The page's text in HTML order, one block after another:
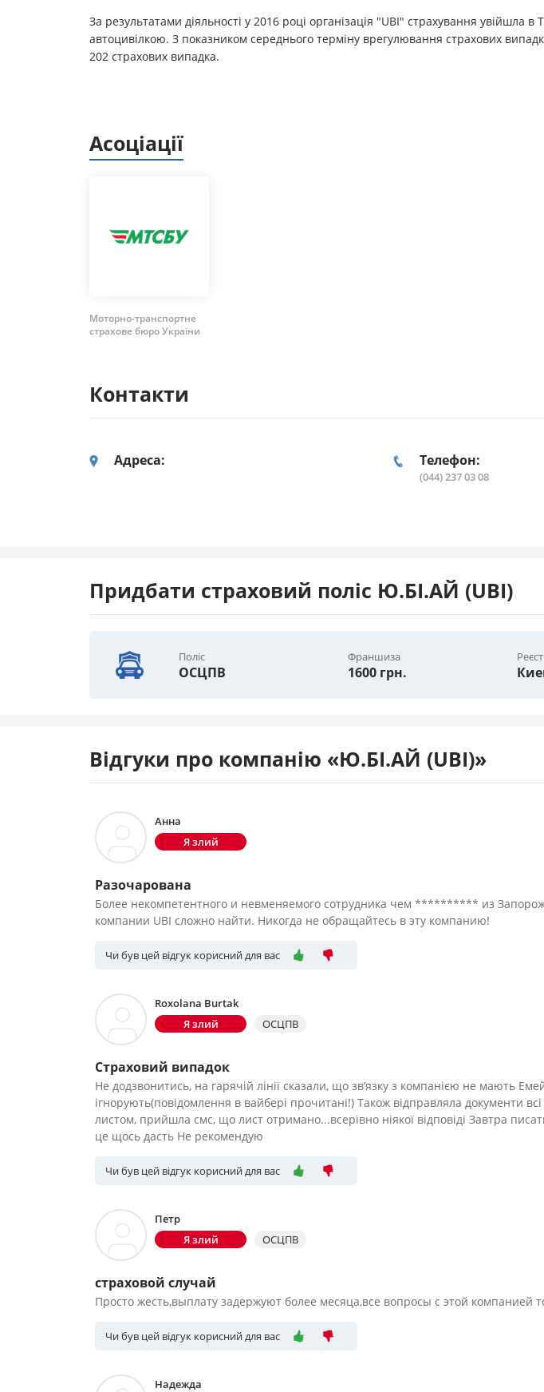
За результатами діяльності у 2016 році організація "UBI" страхування увійшла
автоцивілкою. З показником середнього терміну врегулювання страхових
202 страхових випадка.
Асоціації
Моторно-транспортне
страхове бюро України
Контакти
Адреса: Телефон:
(044) 237 03 08
Придбати страховий поліс Ю.БІ.АЙ (UBI)
Поліс
ОСЦПВ
Франшиза
1600 грн.
Відгуки про компанію «Ю.БІ.АЙ (UBI)»
Анна
Я злий
Разочарована
Более некомпетентного и невменяемого сотрудника чем ********** из
компании UBI сложно найти. Никогда не обращайтесь в эту компанию!
Чи був цей відгук корисний для вас
Roxolana Burtak
Я злий
ОСЦПВ
Страховий випадок
Не додзвонитись, на гарячій лінії сказали, що зв‘язку з компанією не мають
ігнорують(повідомлення в вайбері прочитані!) Також відправляла документи
листом, прийшла смс, що лист отримано...всерівно ніякої відповіді Завтра
це щось дасть Не рекомендую
Чи був цей відгук корисний для вас
Петр
Я злий
ОСЦПВ
страховой случай
Просто жесть,выплату задержуют более месяца,все вопросы с этой компанией
Чи був цей відгук корисний для вас
Надежда